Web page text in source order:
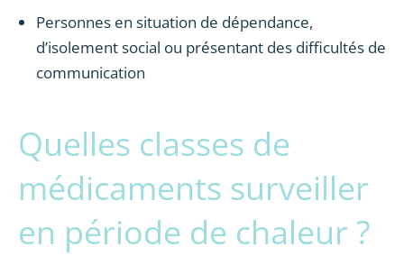
Personnes en situation de dépendance,
d’isolement social ou présentant des difficultés de
communication
Quelles classes de
médicaments surveiller
en période de chaleur ?